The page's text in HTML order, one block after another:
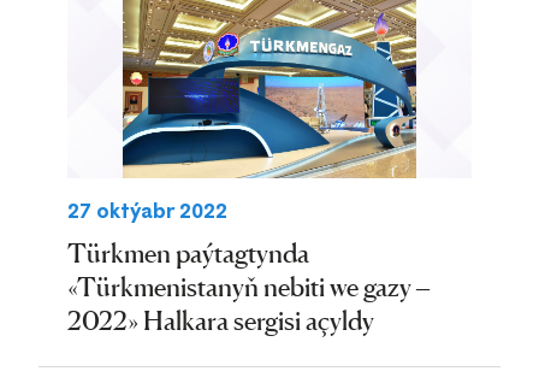
27 oktýabr 2022
Türkmen paýtagtynda
«Türkmenistanyň nebiti we gazy –
2022» Halkara sergisi açyldy